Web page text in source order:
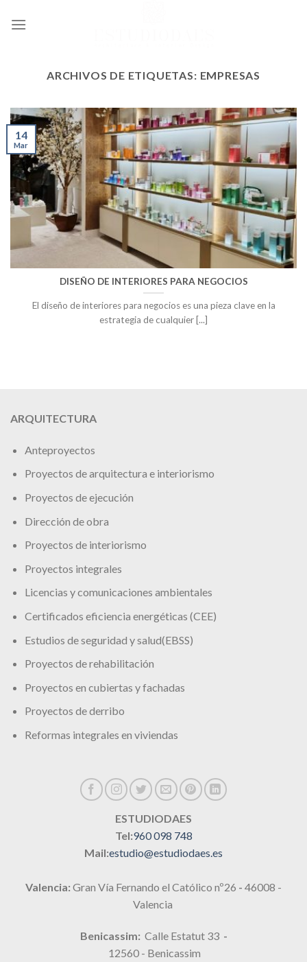
ARCHIVOS DE ETIQUETAS: EMPRESAS
DISEÑO DE INTERIORES PARA NEGOCIOS
El diseño de interiores para negocios es una pieza clave en la
estrategia de cualquier [...]
14
Mar
ARQUITECTURA
Anteproyectos
Proyectos de arquitectura e interiorismo
Proyectos de ejecución
Dirección de obra
Proyectos de interiorismo
Proyectos integrales
Licencias y comunicaciones ambientales
Certificados eficiencia energéticas (CEE)
Estudios de seguridad y salud(EBSS)
Proyectos de rehabilitación
Proyectos en cubiertas y fachadas
Proyectos de derribo
Reformas integrales en viviendas
ESTUDIODAES
Tel:960 098 748
Mail:estudio@estudiodaes.es
Valencia: Gran Vía Fernando el Católico nº26 - 46008 -
Valencia
Benicassim: Calle Estatut 33 -
12560 - Benicassim